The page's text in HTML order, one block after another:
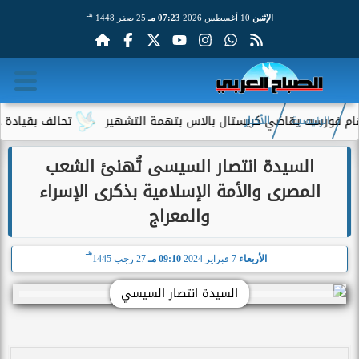
الإثنين 07:23 مـ 25 صفر 1448 هـ
تحالف بقيادة جيف يقاضي كريستال بالاس بتهمة التشهير
الرئيسية الأخبار
السيدة انتصار السيسى تُهنئ الشعب
المصرى والأمة الإسلامية بذكرى الإسراء
والمعراج
الأربعاء 09:10 مـ 27 رجب 1445
هـ
السيدة انتصار السيسي